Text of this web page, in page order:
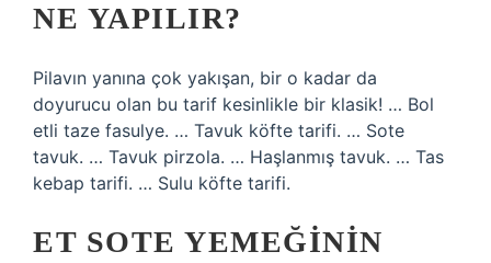
NE YAPILIR?
Pilavın yanına çok yakışan, bir o kadar da
doyurucu olan bu tarif kesinlikle bir klasik! … Bol
etli taze fasulye. … Tavuk köfte tarifi. … Sote
tavuk. … Tavuk pirzola. … Haşlanmış tavuk. … Tas
kebap tarifi. … Sulu köfte tarifi.
ET SOTE YEMEĞININ